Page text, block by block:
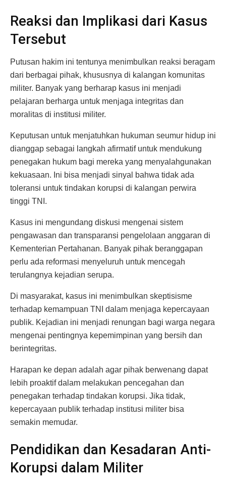
Reaksi dan Implikasi dari Kasus
Tersebut
Putusan hakim ini tentunya menimbulkan reaksi beragam
dari berbagai pihak, khususnya di kalangan komunitas
militer. Banyak yang berharap kasus ini menjadi
pelajaran berharga untuk menjaga integritas dan
moralitas di institusi militer.
Keputusan untuk menjatuhkan hukuman seumur hidup ini
dianggap sebagai langkah afirmatif untuk mendukung
penegakan hukum bagi mereka yang menyalahgunakan
kekuasaan. Ini bisa menjadi sinyal bahwa tidak ada
toleransi untuk tindakan korupsi di kalangan perwira
tinggi TNI.
Kasus ini mengundang diskusi mengenai sistem
pengawasan dan transparansi pengelolaan anggaran di
Kementerian Pertahanan. Banyak pihak beranggapan
perlu ada reformasi menyeluruh untuk mencegah
terulangnya kejadian serupa.
Di masyarakat, kasus ini menimbulkan skeptisisme
terhadap kemampuan TNI dalam menjaga kepercayaan
publik. Kejadian ini menjadi renungan bagi warga negara
mengenai pentingnya kepemimpinan yang bersih dan
berintegritas.
Harapan ke depan adalah agar pihak berwenang dapat
lebih proaktif dalam melakukan pencegahan dan
penegakan terhadap tindakan korupsi. Jika tidak,
kepercayaan publik terhadap institusi militer bisa
semakin memudar.
Pendidikan dan Kesadaran Anti-
Korupsi dalam Militer